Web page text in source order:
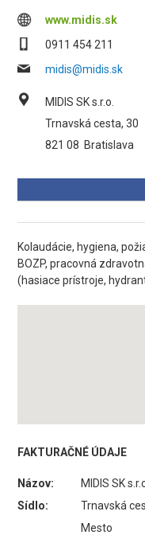
www.midis.sk
0911 454 211
midis@midis.sk
MIDIS SK s.r.o.
Trnavská cesta, 30
821 08 Bratislava
Kolaudácie, hygiena,
BOZP, pracovná
(hasiace prístroje,
FAKTURAČNÉ ÚDAJE
Názov:
MIDIS SK
Sídlo:
Trnavská
Mesto